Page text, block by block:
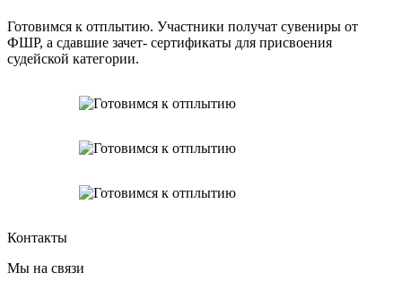
Готовимся к отплытию. Участники получат сувениры от
ФШР, а сдавшие зачет- сертификаты для присвоения
судейской категории.
Контакты
Мы на связи